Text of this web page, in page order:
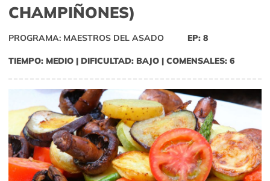
CHAMPIÑONES)
PROGRAMA: MAESTROS DEL ASADO EP: 8
TIEMPO: MEDIO | DIFICULTAD: BAJO | COMENSALES: 6